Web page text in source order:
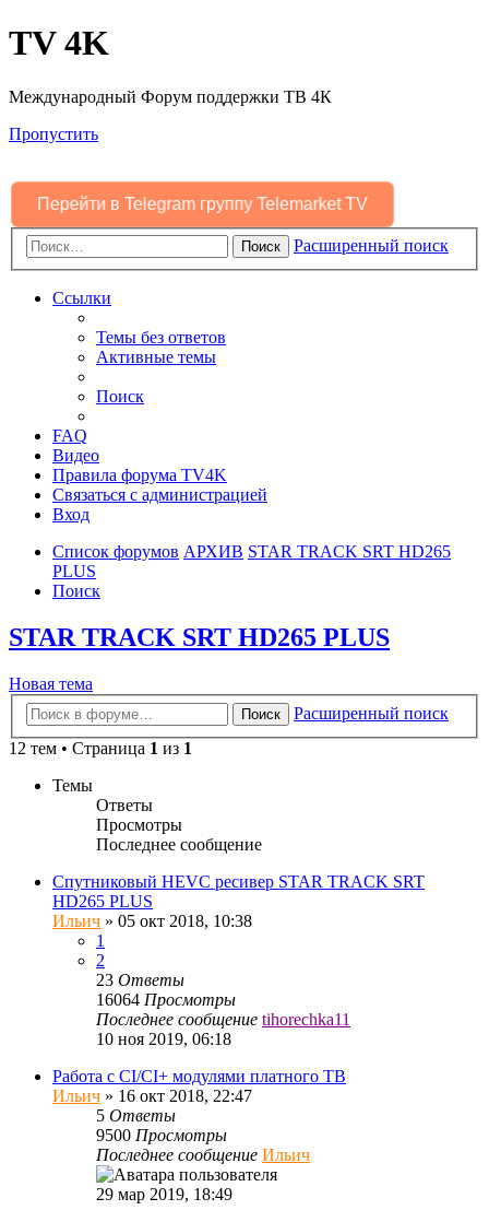
TV 4K
Международный Форум поддержки ТВ 4К
Пропустить
Перейти в Telegram группу Telemarket TV
Поиск Расширенный поиск
Ссылки
Темы без ответов
Активные темы
Поиск
FAQ
Видео
Правила форума TV4K
Связаться с администрацией
Вход
Список форумов АРХИВ STAR TRACK SRT HD265
PLUS
Поиск
STAR TRACK SRT HD265 PLUS
Новая тема
Поиск
Расширенный поиск
12 тем • Страница 1 из 1
Темы
Ответы
Просмотры
Последнее сообщение
Спутниковый HEVC ресивер STAR TRACK SRT
HD265 PLUS
Ильич » 05 окт 2018, 10:38
1
2
23 Ответы
16064 Просмотры
Последнее сообщение tihorechka11
10 ноя 2019, 06:18
Работа с CI/CI+ модулями платного ТВ
Ильич » 16 окт 2018, 22:47
5 Ответы
9500 Просмотры
Последнее сообщение Ильич
29 мар 2019, 18:49